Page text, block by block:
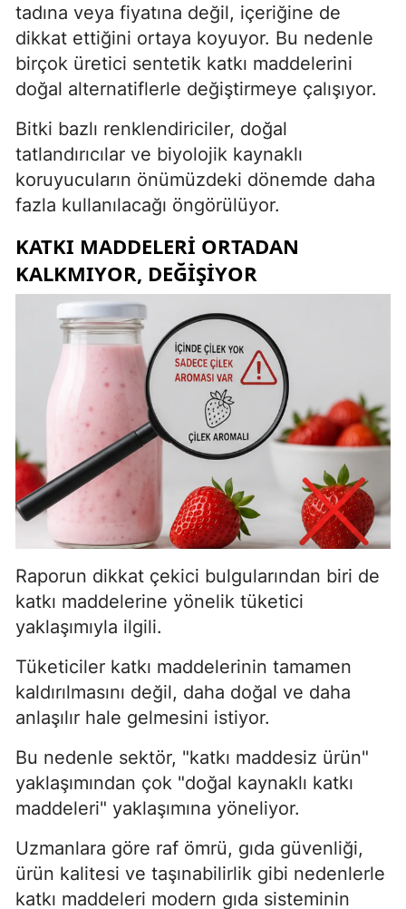
tadına veya fiyatına değil, içeriğine de
dikkat ettiğini ortaya koyuyor. Bu nedenle
birçok üretici sentetik katkı maddelerini
doğal alternatiflerle değiştirmeye çalışıyor.
Bitki bazlı renklendiriciler, doğal
tatlandırıcılar ve biyolojik kaynaklı
koruyucuların önümüzdeki dönemde daha
fazla kullanılacağı öngörülüyor.
KATKI MADDELERI ORTADAN
KALKMIYOR, DEĞIŞIYOR
Raporun dikkat çekici bulgularından biri de
katkı maddelerine yönelik tüketici
yaklaşımıyla ilgili.
Tüketiciler katkı maddelerinin tamamen
kaldırılmasını değil, daha doğal ve daha
anlaşılır hale gelmesini istiyor.
Bu nedenle sektör, "katkı maddesiz ürün"
yaklaşımından çok "doğal kaynaklı katkı
maddeleri" yaklaşımına yöneliyor.
Uzmanlara göre raf ömrü, gıda güvenliği,
ürün kalitesi ve taşınabilirlik gibi nedenlerle
katkı maddeleri modern gıda sisteminin